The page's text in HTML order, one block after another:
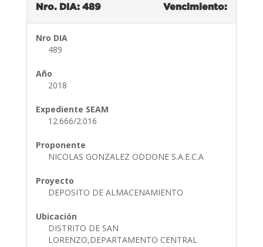
Nro. DIA: 489 Vencimiento:
Nro DIA
489
Año
2018
Expediente SEAM
12.666/2.016
Proponente
NICOLAS GONZALEZ ODDONE S.A.E.C.A
Proyecto
DEPOSITO DE ALMACENAMIENTO
Ubicación
DISTRITO DE SAN
LORENZO,DEPARTAMENTO CENTRAL